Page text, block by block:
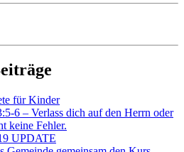
für Kinder
6 – Verlass dich auf den Herrn oder
keine Fehler.
UPDATE